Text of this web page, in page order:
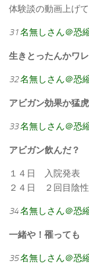
体験談の動画上げ
31名無しさん＠恐
生きとったんかワレ
32名無しさん＠恐
アビガン効果か猛
33名無しさん＠恐
アビガン飲んだ？
１４日 入院発表
２４日 ２回目陰
34名無しさん＠恐
一緒や！罹っても
35名無しさん＠恐